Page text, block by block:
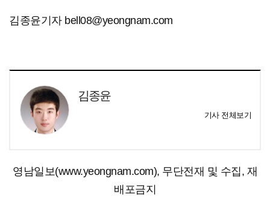
김종윤기자 bell08@yeongnam.com
김종윤
기사 전체보기
영남일보(www.yeongnam.com), 무단전재 및 수집, 재
배포금지